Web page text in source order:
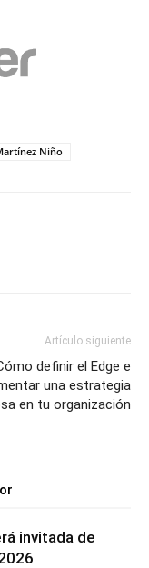
Niño
Artículo siguiente
definir el Edge e
una estrategia
en tu organización
invitada de